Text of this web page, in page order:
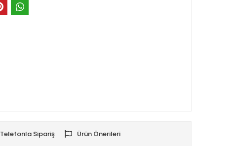
Telefonla Sipariş Ürün Önerileri